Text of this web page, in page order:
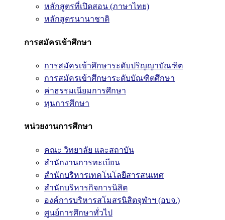
หลักสูตรที่เปิดสอน (ภาษาไทย)
หลักสูตรนานาชาติ
การสมัครเข้าศึกษา
การสมัครเข้าศึกษาระดับปริญญาบัณฑิต
การสมัครเข้าศึกษาระดับบัณฑิตศึกษา
ค่าธรรมเนียมการศึกษา
ทุนการศึกษา
หน่วยงานการศึกษา
คณะ วิทยาลัย และสถาบัน
สำนักงานการทะเบียน
สำนักบริหารเทคโนโลยีสารสนเทศ
สำนักบริหารกิจการนิสิต
องค์การบริหารสโมสรนิสิตจุฬาฯ (อบจ.)
ศูนย์การศึกษาทั่วไป